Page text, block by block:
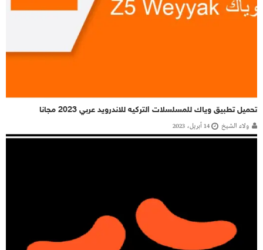
تحميل تطبيق وياك للمسلسلات التركيه للاندرويد عربي 2023 مجانا
ولاء الشيخ 14 أبريل، 2023